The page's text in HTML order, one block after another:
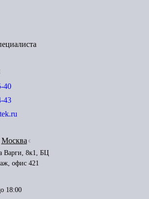
40
43
Москва
Варги, 8к1, БЦ
офис 421
18:00